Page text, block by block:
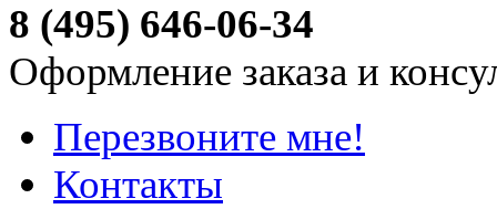
8 (495) 646-06-34
Оформление заказа и
Перезвоните мне!
Контакты